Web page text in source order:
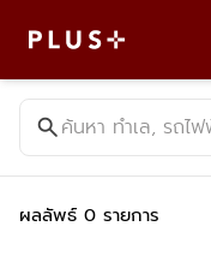
ค้นหาคอนโด บ้าน ที่ดิน อ
searchค้นหา ทำเล, รถไ
ผลลัพธ์ 0 รายการ